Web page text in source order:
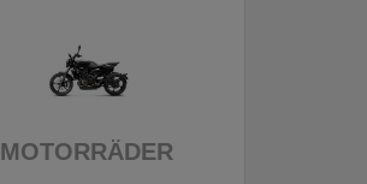
MOTORRÄDER